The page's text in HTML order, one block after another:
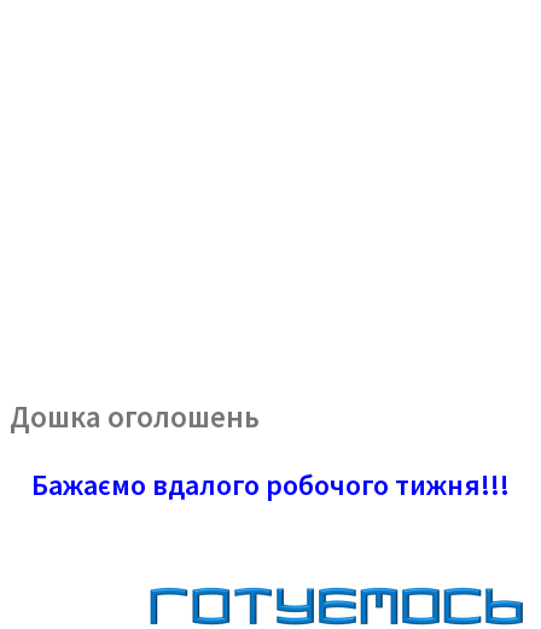
Дошка оголошень
Бажаємо вдалого робочого тижня!!!